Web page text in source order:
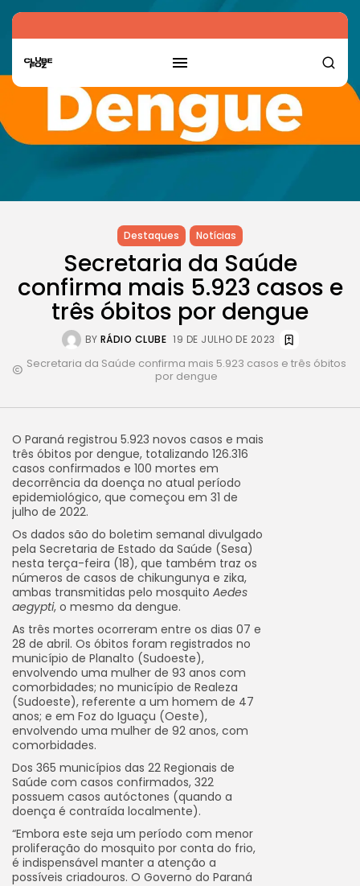
Destaques Notícias
Secretaria da Saúde
confirma mais 5.923 casos e
três óbitos por dengue
BY RÁDIO CLUBE 19 DE JULHO DE 2023
Secretaria da Saúde confirma mais 5.923 casos e três óbitos
por dengue
O Paraná registrou 5.923 novos casos e mais
três óbitos por dengue, totalizando 126.316
casos confirmados e 100 mortes em
decorrência da doença no atual período
epidemiológico, que começou em 31 de
julho de 2022.
Os dados são do boletim semanal divulgado
pela Secretaria de Estado da Saúde (Sesa)
nesta terça-feira (18), que também traz os
números de casos de chikungunya e zika,
ambas transmitidas pelo mosquito Aedes
aegypti, o mesmo da dengue.
As três mortes ocorreram entre os dias 07 e
28 de abril. Os óbitos foram registrados no
município de Planalto (Sudoeste),
envolvendo uma mulher de 93 anos com
comorbidades; no município de Realeza
(Sudoeste), referente a um homem de 47
anos; e em Foz do Iguaçu (Oeste),
envolvendo uma mulher de 92 anos, com
comorbidades.
Dos 365 municípios das 22 Regionais de
Saúde com casos confirmados, 322
possuem casos autóctones (quando a
doença é contraída localmente).
“Embora este seja um período com menor
proliferação do mosquito por conta do frio,
é indispensável manter a atenção a
possíveis criadouros. O Governo do Paraná